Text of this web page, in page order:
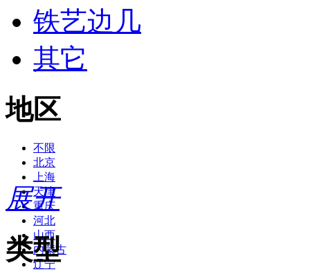
铁艺边几
其它
地区
不限
北京
上海
天津
重庆
河北
山西
内蒙古
辽宁
展开
类型